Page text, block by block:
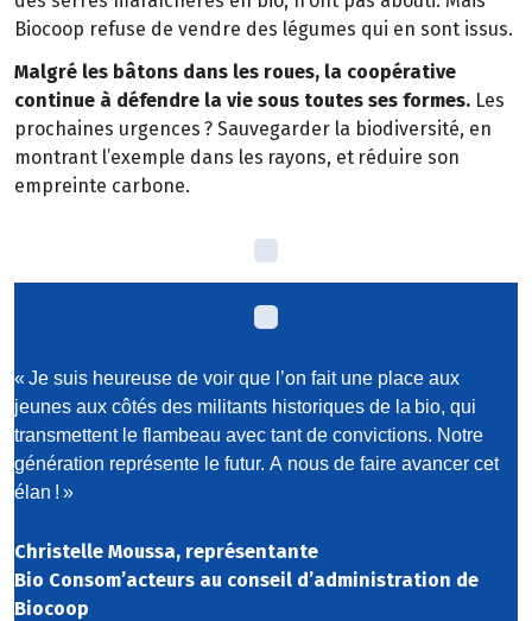
Biocoop refuse de vendre des légumes qui en sont issus.
Malgré les bâtons dans les roues, la coopérative
continue à défendre la vie sous toutes ses formes. Les
prochaines urgences ? Sauvegarder la biodiversité, en
montrant l’exemple dans les rayons, et réduire son
empreinte carbone.
« Je suis heureuse de voir que l ’on fait une place aux
jeunes aux côtés des militants historiques de la bio, qui
transmettent le flambeau avec tant de convictions. Notre
génération représente le futur. A nous de faire avancer cet
é lan ! »
Christelle Moussa, représentante
Bio Consom’acteurs au conseil d’administration de
Biocoop